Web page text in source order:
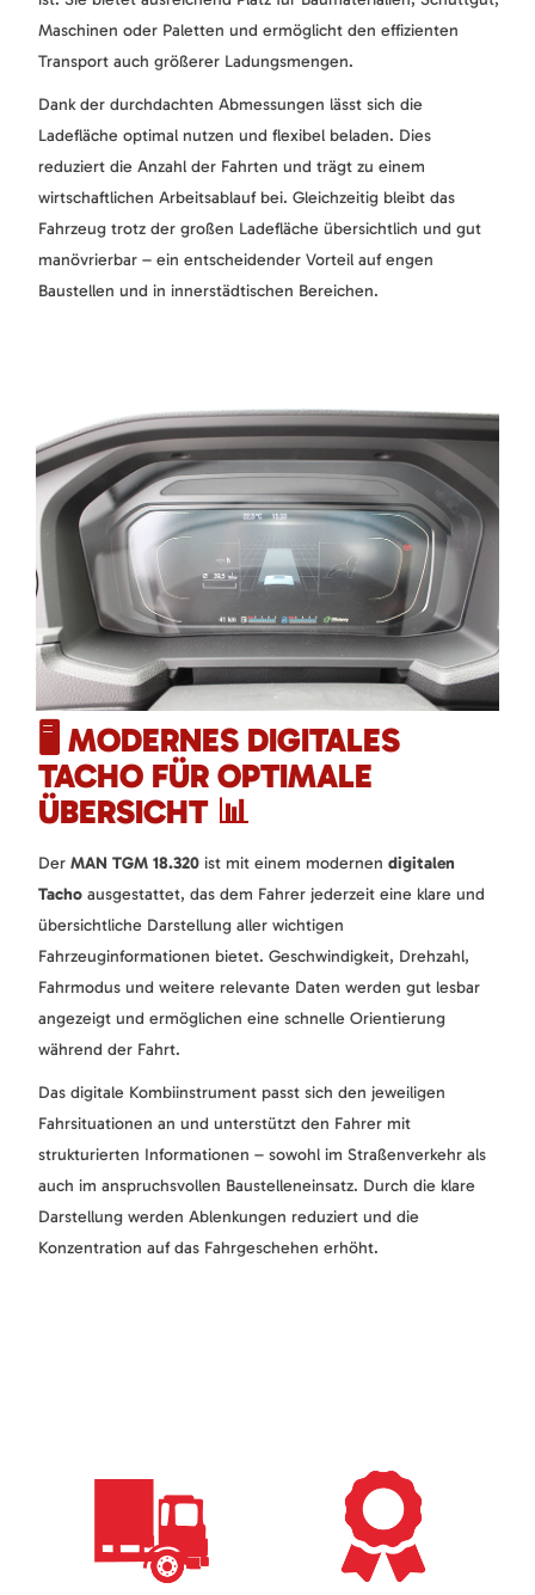
Maschinen oder Paletten und ermöglicht den effizienten
Transport auch größerer Ladungsmengen.
Dank der durchdachten Abmessungen lässt sich die
Ladefläche optimal nutzen und flexibel beladen. Dies
reduziert die Anzahl der Fahrten und trägt zu einem
wirtschaftlichen Arbeitsablauf bei. Gleichzeitig bleibt das
Fahrzeug trotz der großen Ladefläche übersichtlich und gut
manövrierbar – ein entscheidender Vorteil auf engen
Baustellen und in innerstädtischen Bereichen.
🖥️ MODERNES DIGITALES
TACHO FÜR OPTIMALE
ÜBERSICHT 📊
Der MAN TGM 18.320 ist mit einem modernen digitalen
Tacho ausgestattet, das dem Fahrer jederzeit eine klare und
übersichtliche Darstellung aller wichtigen
Fahrzeuginformationen bietet. Geschwindigkeit, Drehzahl,
Fahrmodus und weitere relevante Daten werden gut lesbar
angezeigt und ermöglichen eine schnelle Orientierung
während der Fahrt.
Das digitale Kombiinstrument passt sich den jeweiligen
Fahrsituationen an und unterstützt den Fahrer mit
strukturierten Informationen – sowohl im Straßenverkehr als
auch im anspruchsvollen Baustelleneinsatz. Durch die klare
Darstellung werden Ablenkungen reduziert und die
Konzentration auf das Fahrgeschehen erhöht.